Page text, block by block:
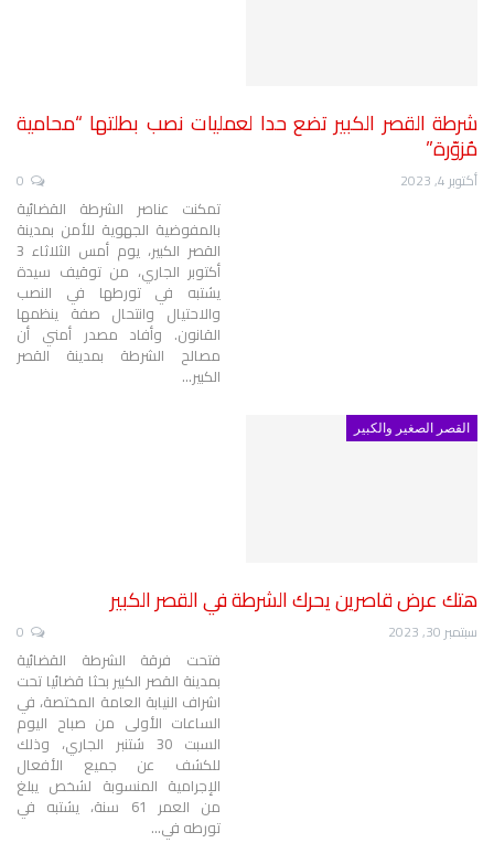
شرطة القصر الكبير تضع حدا لعمليات نصب بطلتها “محامية
مُزوّرة”
أكتوبر 4, 2023
تمكنت عناصر الشرطة القضائية
بالمفوضية الجهوية للأمن بمدينة
القصر الكبير، يوم أمس الثلاثاء 3
أكتوبر الجاري، من توقيف سيدة
يشتبه في تورطها في النصب
والاحتيال وانتحال صفة ينظمها
القانون. وأفاد مصدر أمني أن
مصالح الشرطة بمدينة القصر
الكبير…
القصر الصغير والكبير
هتك عرض قاصرين يحرك الشرطة في القصر الكبير
سبتمبر 30, 2023
فتحت فرقة الشرطة القضائية
بمدينة القصر الكبير بحثا قضائيا تحت
اشراف النيابة العامة المختصة، في
الساعات الأولى من صباح اليوم
السبت 30 شتنبر الجاري، وذلك
للكشف عن جميع الأفعال
الإجرامية المنسوبة لشخص يبلغ
من العمر 61 سنة، يشتبه في
تورطه في…